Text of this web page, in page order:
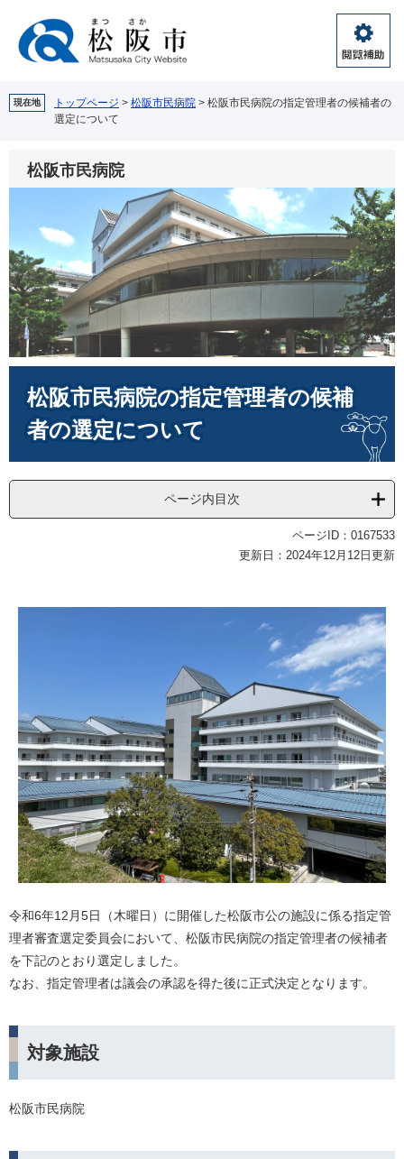
閲
覧
助
現在地 トップページ > 松阪市民病院 > 松阪市民病院の指定管理者の候補者の
選定について
松阪市民病院
松阪市民病院の指定管理者の候補
者の選定について
ページ内目次
ページID：0167533
更新日：2024年12月12日更新
令和6年12月5日（木曜日）に開催した松阪市公の施設に係る指定管
理者審査選定委員会において、松阪市民病院の指定管理者の候補者
を下記のとおり選定しました。
なお、指定管理者は議会の承認を得た後に正式決定となります。
対象施設
​松阪市民病院